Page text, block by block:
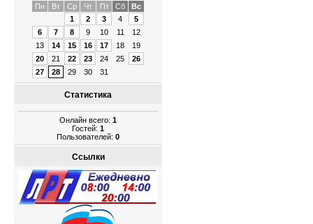
Пн
Вт Ср Чт Пт Сб
Вс
1
2 3 4
5
6
7 8 9 10 11
12
13
14 15 16 17 18
19
20
21 22 23 24 25
26
27
28 29 30 31
Статистика
Онлайн всего: 1
Гостей: 1
Пользователей: 0
Ссылки